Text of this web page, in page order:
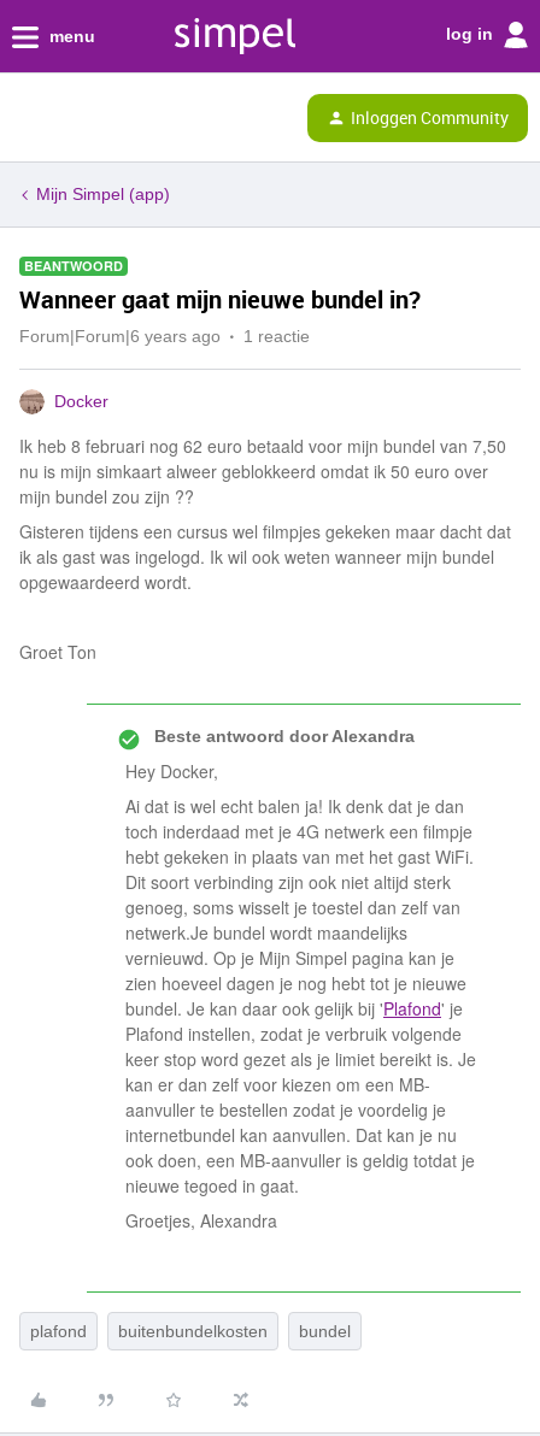
menu log in
Inloggen Community
Mijn Simpel (app)
BEANTWOORD
Wanneer gaat mijn nieuwe bundel in?
Forum|Forum|6 years ago 1 reactie
Docker
Ik heb 8 februari nog 62 euro betaald voor mijn bundel van 7,50
nu is mijn simkaart alweer geblokkeerd omdat ik 50 euro over
mijn bundel zou zijn ??
Gisteren tijdens een cursus wel filmpjes gekeken maar dacht dat
ik als gast was ingelogd. Ik wil ook weten wanneer mijn bundel
opgewaardeerd wordt.
Groet Ton
Beste antwoord doorAlexandra
Hey Docker,
Ai dat is wel echt balen ja! Ik denk dat je dan
toch inderdaad met je 4G netwerk een filmpje
hebt gekeken in plaats van met het gast WiFi.
Dit soort verbinding zijn ook niet altijd sterk
genoeg, soms wisselt je toestel dan zelf van
netwerk.Je bundel wordt maandelijks
vernieuwd. Op je Mijn Simpel pagina kan je
zien hoeveel dagen je nog hebt tot je nieuwe
bundel. Je kan daar ook gelijk bij 'Plafond' je
Plafond instellen, zodat je verbruik volgende
keer stop word gezet als je limiet bereikt is. Je
kan er dan zelf voor kiezen om een MB-
aanvuller te bestellen zodat je voordelig je
internetbundel kan aanvullen. Dat kan je nu
ook doen, een MB-aanvuller is geldig totdat je
nieuwe tegoed in gaat.
Groetjes, Alexandra
plafond buitenbundelkosten bundel